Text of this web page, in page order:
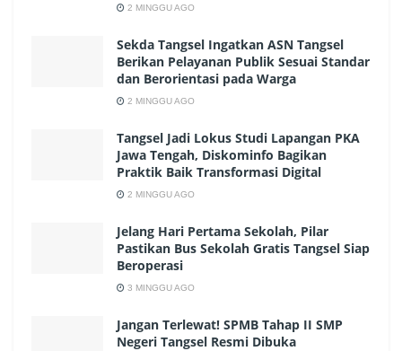
2 MINGGU AGO
Sekda Tangsel Ingatkan ASN Tangsel
Berikan Pelayanan Publik Sesuai Standar
dan Berorientasi pada Warga
2 MINGGU AGO
Tangsel Jadi Lokus Studi Lapangan PKA
Jawa Tengah, Diskominfo Bagikan
Praktik Baik Transformasi Digital
2 MINGGU AGO
Jelang Hari Pertama Sekolah, Pilar
Pastikan Bus Sekolah Gratis Tangsel Siap
Beroperasi
3 MINGGU AGO
Jangan Terlewat! SPMB Tahap II SMP
Negeri Tangsel Resmi Dibuka